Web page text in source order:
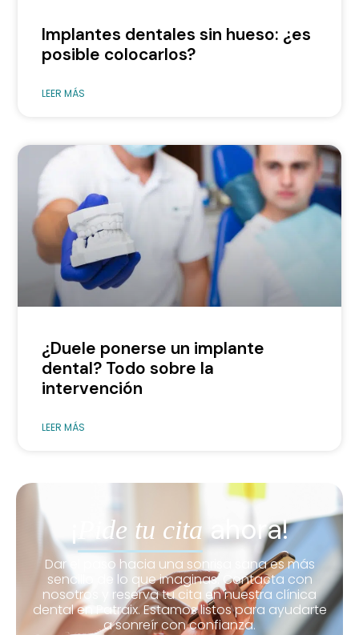
Implantes dentales sin hueso: ¿es
posible colocarlos?
LEER MÁS
¿Duele ponerse un implante
dental? Todo sobre la
intervención
LEER MÁS
Pide tu citaahora!
Dar el paso hacia una sonrisa sana es más
sencillo de lo que imaginas. Contacta con
nosotros y reserva tu cita en nuestra clínica
dental en Patraix. Estamos listos para ayudarte
a sonreír con confianza.